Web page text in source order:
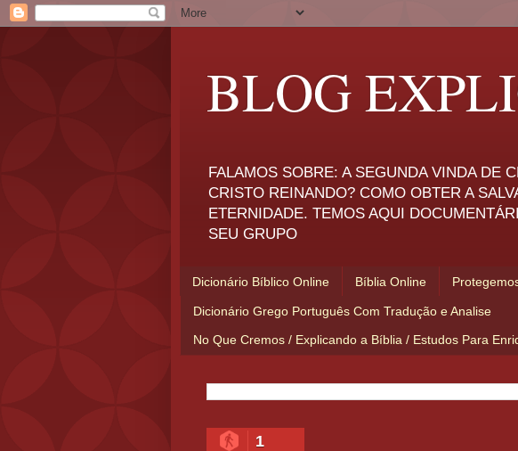
BLOG
FALAMOS SOBRE: A SEGUNDA VINDA DE
CRISTO REINANDO? COMO OBTER A
ETERNIDADE. TEMOS AQUI
SEU GRUPO
Dicionário Bíblico Online Bíblia Online
Dicionário Grego Português Com Tradução e Analise
No Que Cremos / Explicando a Bíblia / Estudos Para
1